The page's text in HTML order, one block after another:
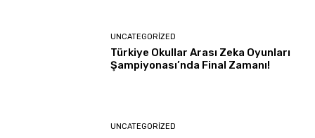
UNCATEGORIZED
Türkiye Okullar Arası Zeka Oyunları
Şampiyonası’nda Final Zamanı!
UNCATEGORIZED